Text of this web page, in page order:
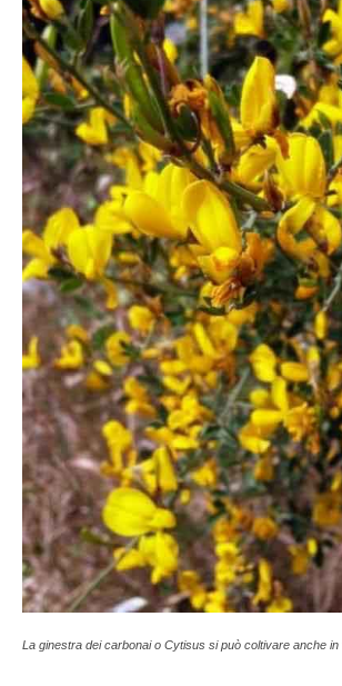
La ginestra dei carbonai o Cytisus si può coltivare anche in